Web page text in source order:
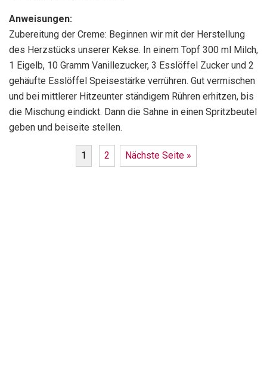
Anweisungen:
Zubereitung der Creme: Beginnen wir mit der Herstellung
des Herzstücks unserer Kekse. In einem Topf 300 ml Milch,
1 Eigelb, 10 Gramm Vanillezucker, 3 Esslöffel Zucker und 2
gehäufte Esslöffel Speisestärke verrühren. Gut vermischen
und bei mittlerer Hitzeunter ständigem Rühren erhitzen, bis
die Mischung eindickt. Dann die Sahne in einen Spritzbeutel
geben und beiseite stellen.
1 2 Nächste Seite »